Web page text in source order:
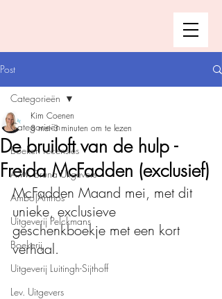
Post
Categorieën
Boeken recensies
A.W. Bruna Uitgevers
Ambo|Anthos
Uitgeverij Pelckmans
Boekerij
Uitgeverij Luitingh-Sijthoff
Lev. Uitgevers
Categorieën
De bruiloft van de hulp -
Freida McFadden (exclusief)
Kim Coenen
8 mei 3 minuten om te lezen
McFadden Maand mei, met dit
unieke, exclusieve
geschenkboekje met een kort
verhaal.